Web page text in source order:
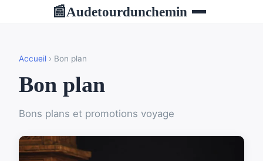
📰Audetourdunchemin
Accueil › Bon plan
Bon plan
Bons plans et promotions voyage